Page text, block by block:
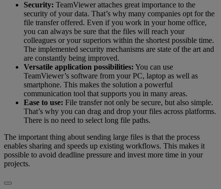
Security: TeamViewer attaches great importance to the
security of your data. That’s why many companies opt for the
file transfer offered. Even if you work in your home office,
you can always be sure that the files will reach your
colleagues or your superiors within the shortest possible time.
The implemented security mechanisms are state of the art and
are constantly being improved.
Versatile application possibilities: You can use
TeamViewer’s software from your PC, laptop as well as
smartphone. This makes the solution a powerful
communication tool that supports you in many areas.
Ease to use: File transfer not only be secure, but also simple.
That’s why you can drag and drop your files across platforms.
There is no need to select long file paths.
The important thing about sending large files is that the process
enables sharing and speeds up existing workflows. This makes it
possible to avoid deadline pressure and invest more time in your
projects.